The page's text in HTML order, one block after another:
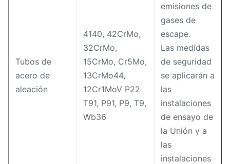
Tubos de
acero de
aleación
4140, 42CrMo,
32CrMo,
15CrMo, Cr5Mo,
13CrMo44,
12Cr1MoV P22
T91, P91, P9, T9,
Wb36
emisiones de
gases de
escape.
Las medidas
de seguridad
se aplicarán a
las
instalaciones
de ensayo de
la Unión y a
las
instalaciones